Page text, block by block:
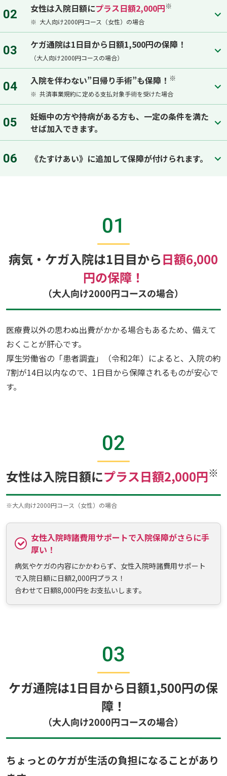
02 女性は入院日額にプラス日額2,000円※
※ 大人向け2000円コース（女性）の場合
03 ケガ通院は1日目から日額1,500円の保障！
（大人向け2000円コースの場合）
04 入院を伴わない”日帰り手術”も保障！ ※
※ 共済事業規約に定める支払対象手術を受けた場合
05
妊娠中の方や持病がある方も、一定の条件を満た
せば加入できます。
06 《たすけあい》に追加して保障が付けられます。
01
病気・ケガ入院は1日目から日額6,000
円の保障！
（大人向け2000円コースの場合）
医療費以外の思わぬ出費がかかる場合もあるため、備えて
おくことが肝心です。
厚生労働省の「患者調査」（令和2年）によると、入院の約
7割が14日以内なので、1日目から保障されるものが安心で
す。
02
女性は入院日額にプラス日額2,000円※
※大人向け2000円コース（女性）の場合
女性入院時諸費用サポートで入院保障がさらに手
厚い！
病気やケガの内容にかかわらず、女性入院時諸費用サポート
で入院日額に日額2,000円プラス！
合わせて日額8,000円をお支払いします。
03
ケガ通院は1日目から日額1,500円の保
障！
（大人向け2000円コースの場合）
ちょっとのケガが生活の負担になることがあり